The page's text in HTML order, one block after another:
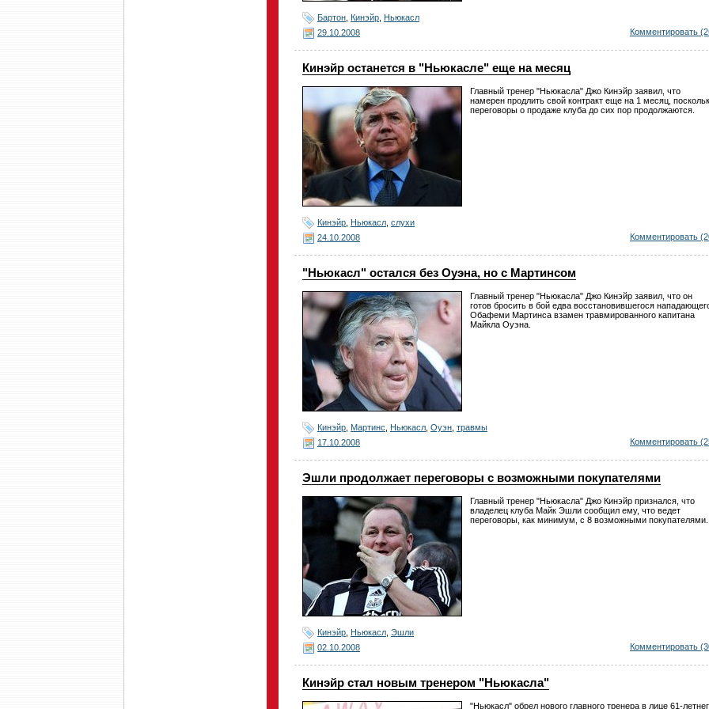
Бартон Кинэйр Ньюкасл
29.10.2008
Комментировать
Кинэйр останется в "Ньюкасле" еще на месяц
Главный тренер "Ньюкасла" Джо Кинэйр заявил, что
намерен продлить свой контракт еще на 1 месяц,
переговоры о продаже клуба до сих пор продолжаются.
Кинэйр Ньюкасл слухи
24.10.2008
Комментировать
"Ньюкасл" остался без Оуэна, но с Мартинсом
Главный тренер "Ньюкасла" Джо Кинэйр заявил, что он
готов бросить в бой едва восстановившегося
Обафеми Мартинса взамен травмированного капитана
Майкла Оуэна.
Кинэйр Мартинс Ньюкасл Оуэн травмы
17.10.2008
Комментировать
Эшли продолжает переговоры с возможными покупателями
Главный тренер "Ньюкасла" Джо Кинэйр признался, что
владелец клуба Майк Эшли сообщил ему, что ведет
переговоры, как минимум, с 8 возможными покупателями.
Кинэйр Ньюкасл Эшли
02.10.2008
Комментировать
Кинэйр стал новым тренером "Ньюкасла"
"Ньюкасл" обрел нового главного тренера в лице 61-